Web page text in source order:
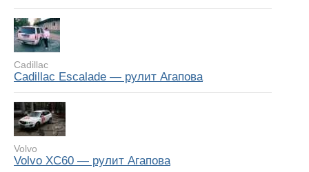
Cadillac
Cadillac Escalade — рулит Агапова
Volvo
Volvo XC60 — рулит Агапова